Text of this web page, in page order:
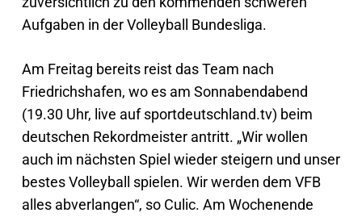
Aufgaben in der Volleyball Bundesliga.
Am Freitag bereits reist das Team nach
Friedrichshafen, wo es am Sonnabendabend
(19.30 Uhr, live auf sportdeutschland.tv) beim
deutschen Rekordmeister antritt. „Wir wollen
auch im nächsten Spiel wieder steigern und unser
bestes Volleyball spielen. Wir werden dem VFB
alles abverlangen“, so Culic. Am Wochenende